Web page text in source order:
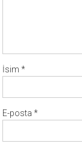
İsim*
E-posta*